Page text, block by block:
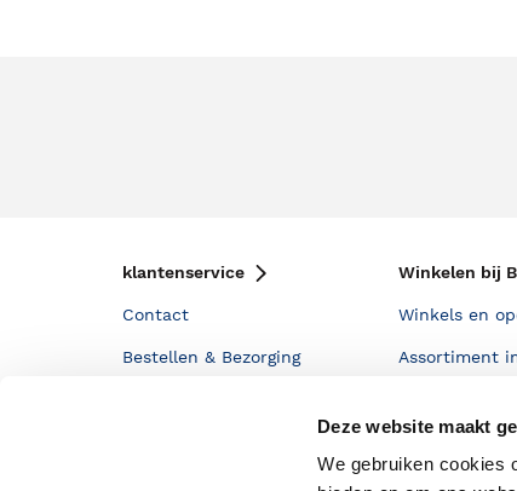
Deze website maakt
We gebruiken cookies
klantenservice
Contact
Bestellen & Bezorging
Winkelen bij
Winkels en
Assortiment
Cadeauboxen
Staatsloterij